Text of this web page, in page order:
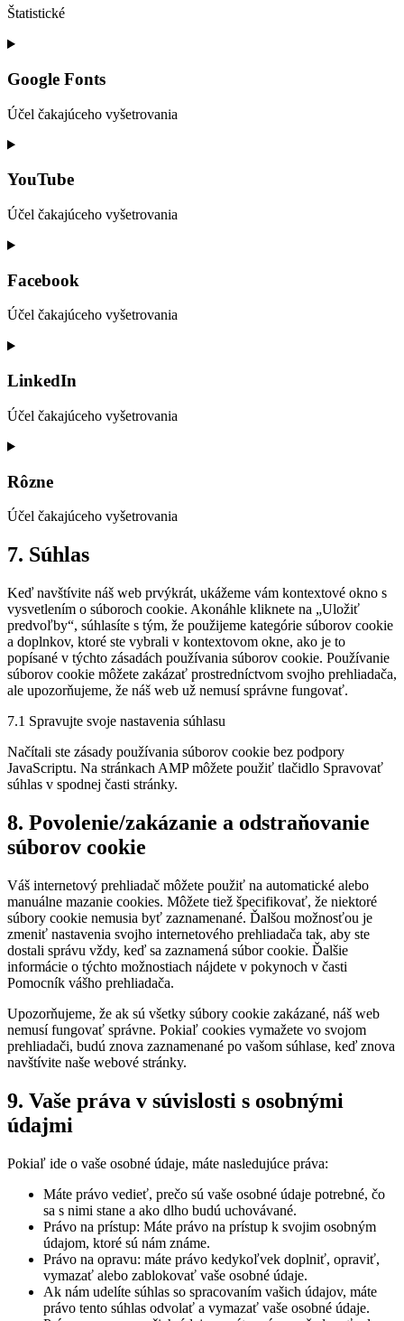
Štatistické
Consent
service
google-
analytics
Google Fonts
Účel čakajúceho vyšetrovania
Consent
service
fonts
YouTube
Účel čakajúceho vyšetrovania
Consent
service
Facebook
Účel čakajúceho vyšetrovania
Consent
service
LinkedIn
Účel čakajúceho vyšetrovania
Consent
service
Rôzne
Účel čakajúceho vyšetrovania
Consent
to
rôzne
7. Súhlas
Keď navštívite náš web prvýkrát, ukážeme vám kontextové okno s
vysvetlením o súboroch cookie. Akonáhle kliknete na „Uložiť
predvoľby“, súhlasíte s tým, že použijeme kategórie súborov cookie
a doplnkov, ktoré ste vybrali v kontextovom okne, ako je to
popísané v týchto zásadách používania súborov cookie. Používanie
súborov cookie môžete zakázať prostredníctvom svojho prehliadača,
ale upozorňujeme, že náš web už nemusí správne fungovať.
7.1 Spravujte svoje nastavenia súhlasu
Načítali ste zásady používania súborov cookie bez podpory
JavaScriptu. Na stránkach AMP môžete použiť tlačidlo Spravovať
súhlas v spodnej časti stránky.
8. Povolenie/zakázanie a odstraňovanie
súborov cookie
Váš internetový prehliadač môžete použiť na automatické alebo
manuálne mazanie cookies. Môžete tiež špecifikovať, že niektoré
súbory cookie nemusia byť zaznamenané. Ďalšou možnosťou je
zmeniť nastavenia svojho internetového prehliadača tak, aby ste
dostali správu vždy, keď sa zaznamená súbor cookie. Ďalšie
informácie o týchto možnostiach nájdete v pokynoch v časti
Pomocník vášho prehliadača.
Upozorňujeme, že ak sú všetky súbory cookie zakázané, náš web
nemusí fungovať správne. Pokiaľ cookies vymažete vo svojom
prehliadači, budú znova zaznamenané po vašom súhlase, keď znova
navštívite naše webové stránky.
9. Vaše práva v súvislosti s osobnými
údajmi
Pokiaľ ide o vaše osobné údaje, máte nasledujúce práva:
Máte právo vedieť, prečo sú vaše osobné údaje potrebné, čo
sa s nimi stane a ako dlho budú uchovávané.
Právo na prístup: Máte právo na prístup k svojim osobným
údajom, ktoré sú nám známe.
Právo na opravu: máte právo kedykoľvek doplniť, opraviť,
vymazať alebo zablokovať vaše osobné údaje.
Ak nám udelíte súhlas so spracovaním vašich údajov, máte
právo tento súhlas odvolať a vymazať vaše osobné údaje.